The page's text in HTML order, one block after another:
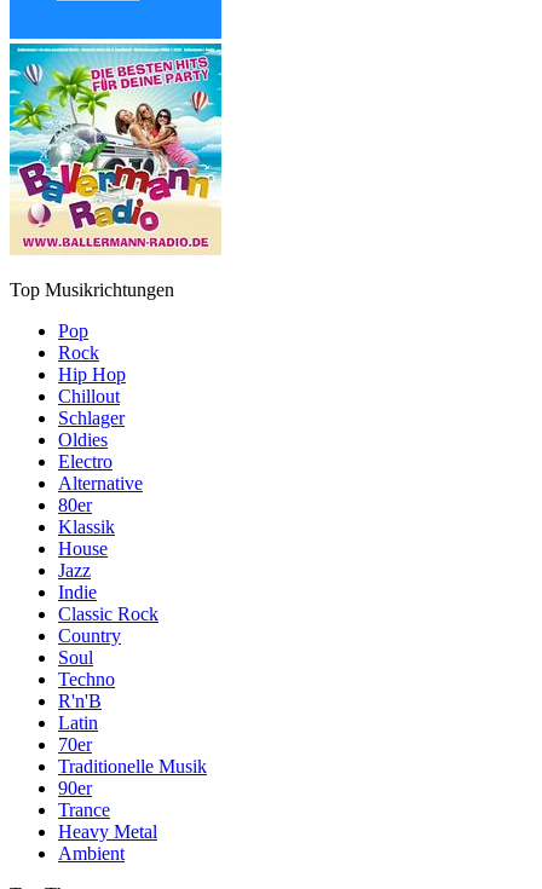
Top Musikrichtungen
Pop
Rock
Hip Hop
Chillout
Schlager
Oldies
Electro
Alternative
80er
Klassik
House
Jazz
Indie
Classic Rock
Country
Soul
Techno
R'n'B
Latin
70er
Traditionelle Musik
90er
Trance
Heavy Metal
Ambient